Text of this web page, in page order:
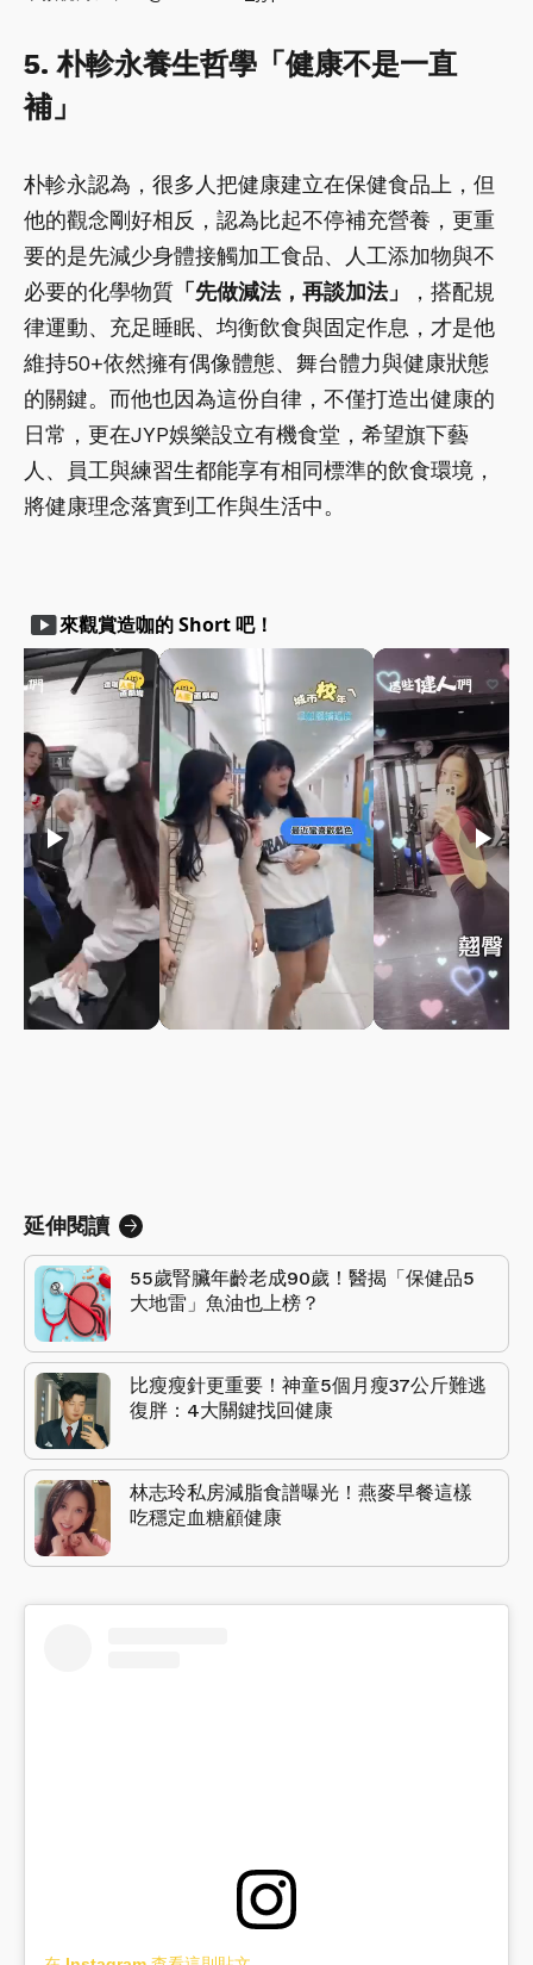
5. 朴軫永養生哲學「健康不是一直
補」
朴軫永認為，很多人把健康建立在保健食品上，但
他的觀念剛好相反，認為比起不停補充營養，更重
要的是先減少身體接觸加工食品、人工添加物與不
必要的化學物質 「先做減法，再談加法」
，搭配規
律運動、充足睡眠、均衡飲食與固定作息，才是他
維持50+依然擁有偶像體態、舞台體力與健康狀態
的關鍵。而他也因為這份自律，不僅打造出健康的
日常，更在JYP娛樂設立有機食堂，希望旗下藝
人、員工與練習生都能享有相同標準的飲食環境，
將健康理念落實到工作與生活中。
smart_display來觀賞造咖的 Short 吧！
play_arrow play_arrow play_arrow
延伸閱讀
55歲腎臟年齡老成90歲！醫揭「保健品5
大地雷」魚油也上榜？
比瘦瘦針更重要！神童5個月瘦37公斤難逃
復胖：4大關鍵找回健康
林志玲私房減脂食譜曝光！燕麥早餐這樣
吃穩定血糖顧健康